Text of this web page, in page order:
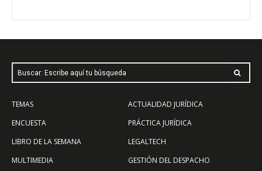
Buscar: Escribe aquí tu búsqueda
TEMAS
ENCUESTA
LIBRO DE LA SEMANA
MULTIMEDIA
ACTUALIDAD JURÍDICA
PRÁCTICA JURÍDICA
LEGALTECH
GESTIÓN DEL DESPACHO